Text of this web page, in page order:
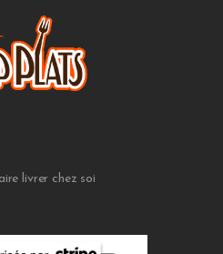
livrer chez soi